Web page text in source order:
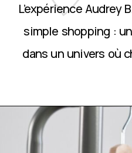
L’expérience Audrey
simple shopping :
dans un univers où